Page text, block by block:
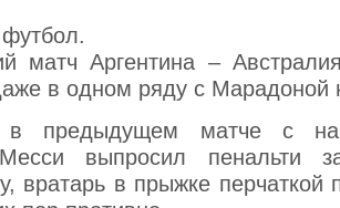
матч Аргентина –
в одном ряду с Марадоной
предыдущем матче c
выпросил пенальти
вратарь в прыжке перчаткой